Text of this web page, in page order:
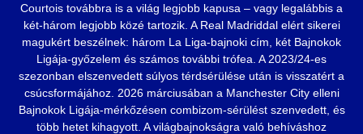
Courtois továbbra is a világ legjobb kapusa – vagy legalábbis a
két-három legjobb közé tartozik. A Real Madriddal elért sikerei
magukért beszélnek: három La Liga-bajnoki cím, két Bajnokok
Ligája-győzelem és számos további trófea. A 2023/24-es
szezonban elszenvedett súlyos térdsérülése után is visszatért a
csúcsformájához. 2026 márciusában a Manchester City elleni
Bajnokok Ligája-mérkőzésen combizom-sérülést szenvedett, és
több hetet kihagyott. A világbajnokságra való behíváshoz